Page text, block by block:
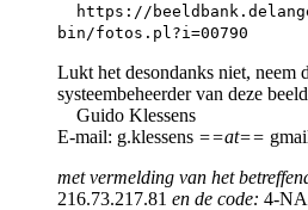
https://
bin/fotos.pl?i=00790
Lukt het desondanks niet, neem
systeembeheerder van deze
Guido Klessens
E-mail: g.klessens ==at==
met vermelding van het
216.73.217.81 en de code: 4-